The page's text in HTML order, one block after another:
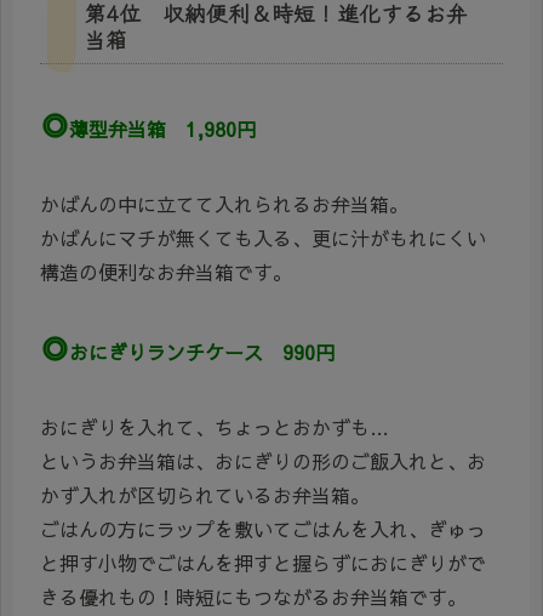
第4位 収納便利＆時短！進化するお弁
当箱
◎薄型弁当箱 1,980円
かばんの中に立てて入れられるお弁当箱。
かばんにマチが無くても入る、更に汁がもれにくい
構造の便利なお弁当箱です。
◎おにぎりランチケース 990円
おにぎりを入れて、ちょっとおかずも…
というお弁当箱は、おにぎりの形のご飯入れと、お
かず入れが区切られているお弁当箱。
ごはんの方にラップを敷いてごはんを入れ、ぎゅっ
と押す小物でごはんを押すと握らずにおにぎりがで
きる優れもの！時短にもつながるお弁当箱です。